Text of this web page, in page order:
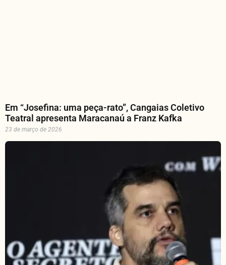
Em “Josefina: uma peça-rato”, Cangaias Coletivo
Teatral apresenta Maracanaú a Franz Kafka
23 de março de 2026